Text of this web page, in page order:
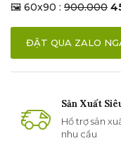
🖼 60x90 : 900.000
ĐẶT QUA ZALO
Sản Xuất
Hổ trợ sản
nhu cầu